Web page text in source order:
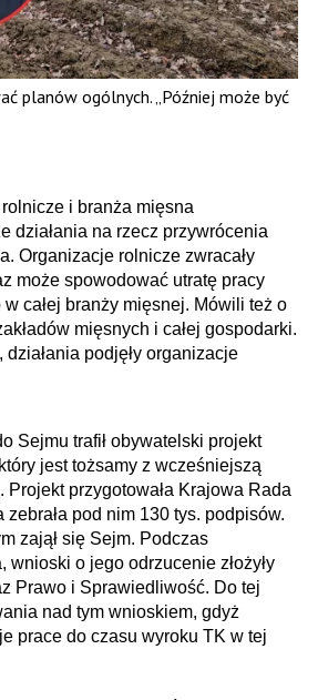
planów ogólnych. „Później może być
i branża mięsna
działania na rzecz przywrócenia
Organizacje rolnicze zwracały
może spowodować utratę pracy
całej branży mięsnej. Mówili też o
mięsnych i całej gospodarki.
podjęły organizacje
Sejmu trafił obywatelski projekt
jest tożsamy z wcześniejszą
Projekt przygotowała Krajowa Rada
zebrała pod nim 130 tys. podpisów.
zajął się Sejm. Podczas
wnioski o jego odrzucenie złożyły
Prawo i Sprawiedliwość. Do tej
nad tym wnioskiem, gdyż
prace do czasu wyroku TK w tej